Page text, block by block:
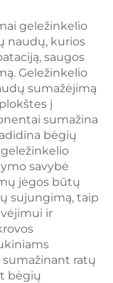
geležinkelio
naudų, kurios
saugos
Geležinkelio
sumažėjimą
į
sumažina
bėgių
savybė
jėgos būtų
sujungimą, taip
ir
ratų
bėgių